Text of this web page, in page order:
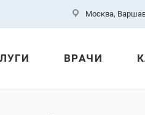
Москва,
ВРАЧИ